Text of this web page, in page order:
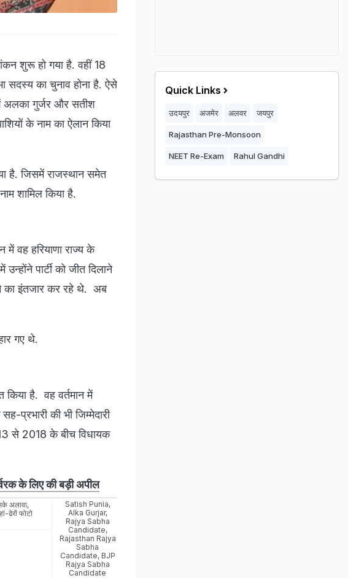
शुरू हो गया है. वहीं 18
सदस्य का चुनाव होना है. ऐसे
अलका गुर्जर और सतीश
के नाम का ऐलान किया
है. जिसमें राजस्थान समेत
शामिल किया है.
में वह हरियाणा राज्य के
पार्टी को जीत दिलाने
का इंतजार कर रहे थे. अब
गए थे.
किया है. वह वर्तमान में
प्रभारी की भी जिम्मेदारी
से 2018 के बीच विधायक
के लिए की बड़ी अपील
अलावा,
ढेरों फोटो
Satish Punia,
Alka Gurjar,
Rajya Sabha
Candidate,
Rajasthan Rajya
Sabha
Candidate, BJP
Rajya Sabha
Candidate
Quick Links
उदयपुर अजमेर अलवर जयपुर
Rajasthan Pre-Monsoon
NEET Re-Exam Rahul Gandhi